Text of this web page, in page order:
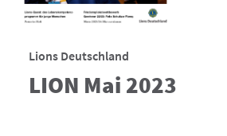
Lions Deutschland
LION Mai 2023